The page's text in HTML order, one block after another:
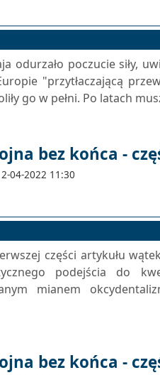
odurzało poczucie siły,
"przytłaczającą
go w pełni. Po latach
bez końca -
04-2022 11:30
części artykułu
podejścia do
mianem
bez końca -